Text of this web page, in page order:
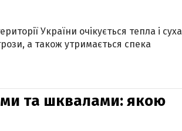
України очікується тепла і суха
а також утримається спека
та шквалами: якою